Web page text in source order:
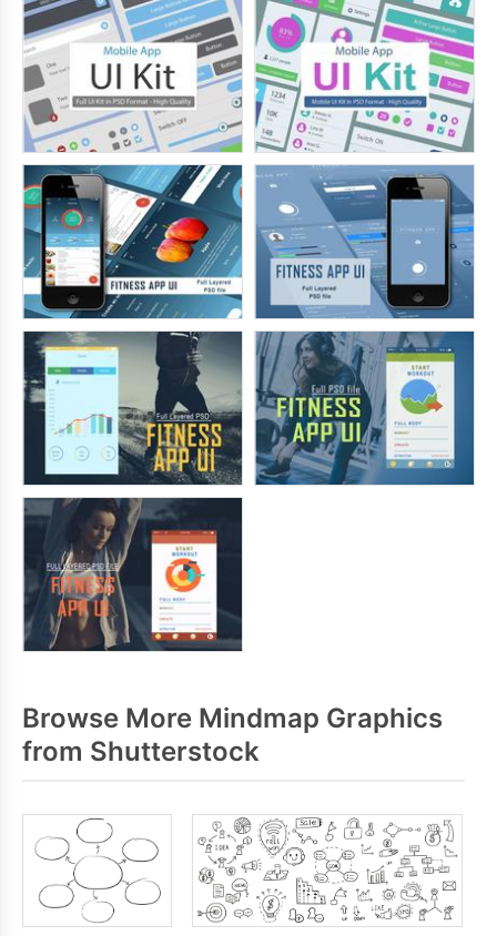
Browse More Mindmap Graphics
from Shutterstock